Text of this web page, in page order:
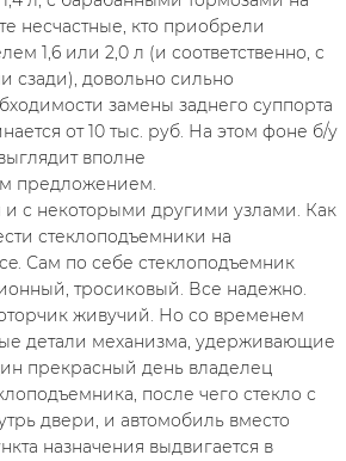
несчастные, кто приобрели
1,6 или 2,0 л (и соответственно, с
сзади), довольно сильно
замены заднего суппорта
от 10 тыс. руб. На этом фоне б/у
вполне
предложением.
и с некоторыми другими узлами. Как
стеклоподъемники на
Сам по себе стеклоподъемник
тросиковый. Все надежно.
живучий. Но со временем
детали механизма, удерживающие
прекрасный день владелец
после чего стекло с
двери, и автомобиль вместо
назначения выдвигается в